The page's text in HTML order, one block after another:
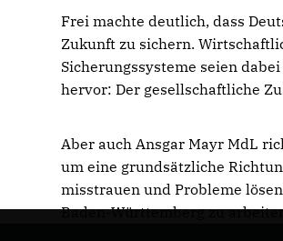
Frei machte deutlich, dass
Zukunft zu sichern.
Sicherungssysteme seien
hervor: Der gesellschaftliche
Aber auch Ansgar Mayr MdL
um eine grundsätzliche
misstrauen und Probleme
Baden-Württemberg zu